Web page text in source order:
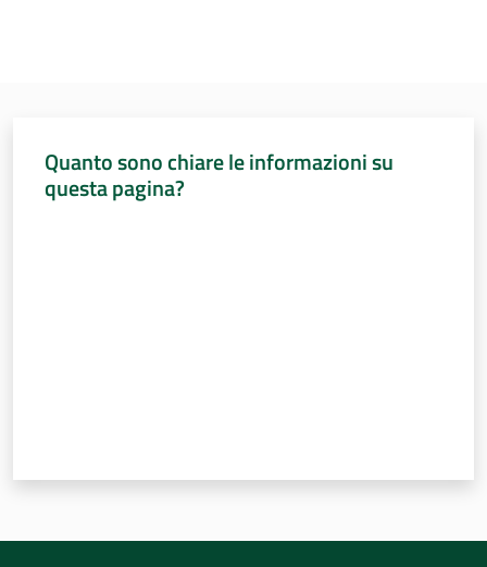
Quanto sono chiare le informazioni su
questa pagina?